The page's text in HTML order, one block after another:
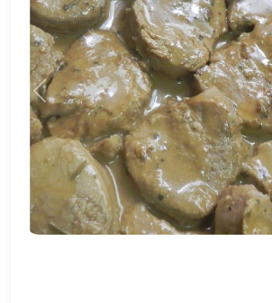
Previous